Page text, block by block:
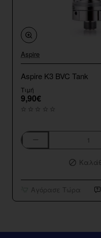
Aspire
Aspire K3 BVC Tank
Τιμή
9,90€
Aspire
Αγόρασε Τώρα